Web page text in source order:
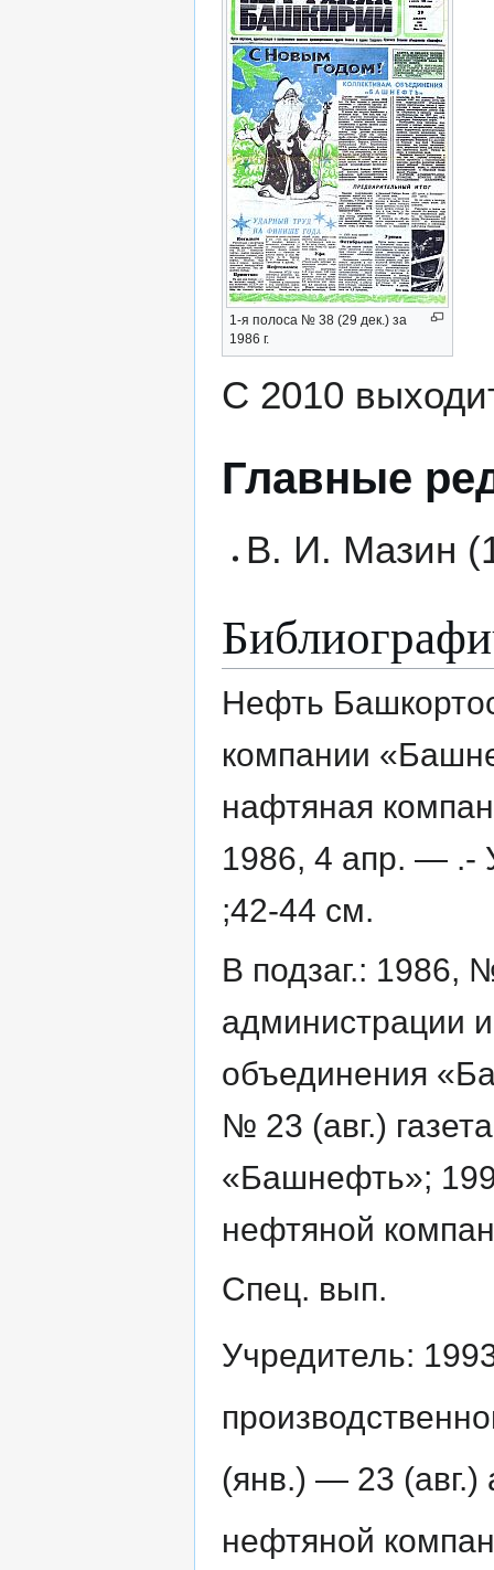
1-я полоса № 38 (29 дек.) за
1986 г.
С 2010
Главные
В. И. Мазин
Нефть
компании
нафтяная
1986, 4 апр. — .-
;42-44 см.
В подзаг.: 1986,
администрации
объединения
№ 23 (авг.)
«Башнефть»;
нефтяной
Спец. вып.
Учредитель:
(янв.) — 23
нефтяной